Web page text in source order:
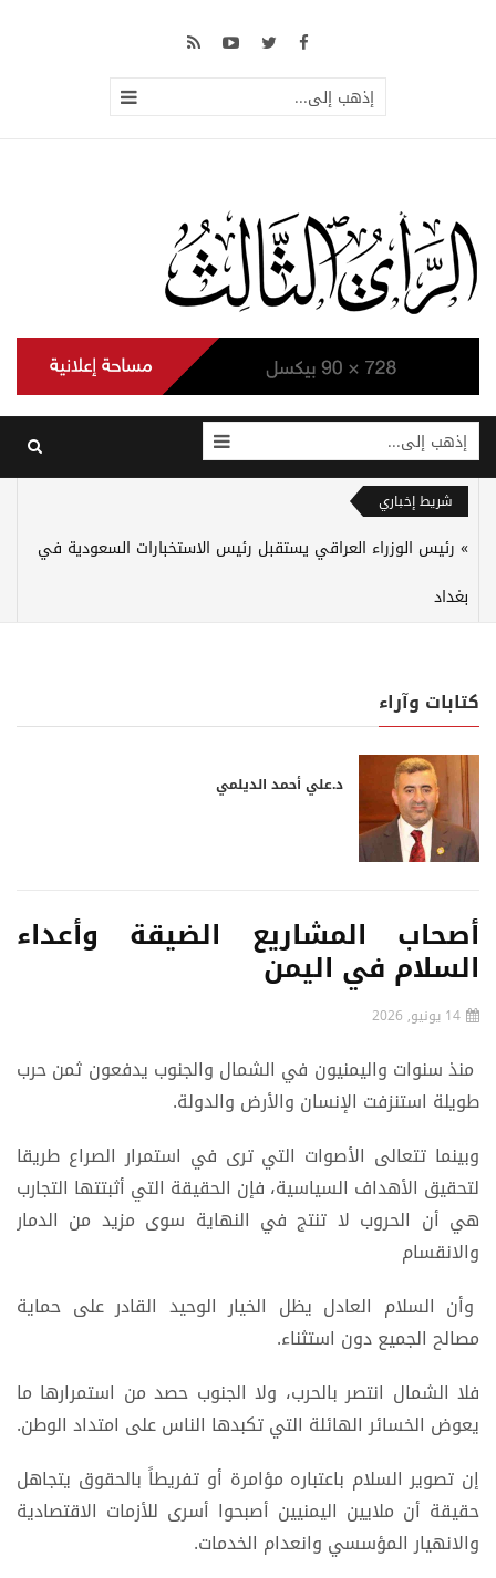
إذهب إلى...
إذهب إلى...
شريط إخباري
رئيس الوزراء العراقي يستقبل رئيس الاستخبارات السعودية في
بغداد
كتابات وآراء
د.علي أحمد الديلمي
أصحاب المشاريع الضيقة وأعداء
السلام في اليمن
14 يونيو, 2026
منذ سنوات واليمنيون في الشمال والجنوب يدفعون ثمن حرب
طويلة استنزفت الإنسان والأرض والدولة.
وبينما تتعالى الأصوات التي ترى في استمرار الصراع طريقا
لتحقيق الأهداف السياسية، فإن الحقيقة التي أثبتتها التجارب
هي أن الحروب لا تنتج في النهاية سوى مزيد من الدمار
والانقسام
وأن السلام العادل يظل الخيار الوحيد القادر على حماية
مصالح الجميع دون استثناء.
فلا الشمال انتصر بالحرب، ولا الجنوب حصد من استمرارها ما
يعوض الخسائر الهائلة التي تكبدها الناس على امتداد الوطن.
إن تصوير السلام باعتباره مؤامرة أو تفريطاً بالحقوق يتجاهل
حقيقة أن ملايين اليمنيين أصبحوا أسرى للأزمات الاقتصادية
والانهيار المؤسسي وانعدام الخدمات.